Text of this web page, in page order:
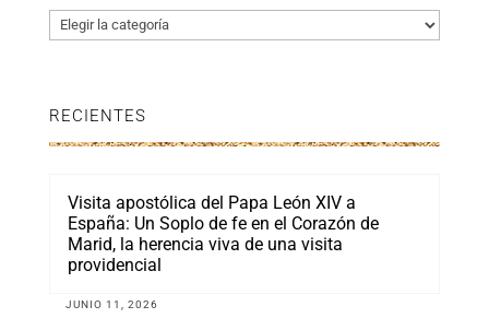
Categorías
RECIENTES
Visita apostólica del Papa León XIV a
España: Un Soplo de fe en el Corazón de
Marid, la herencia viva de una visita
providencial
JUNIO 11, 2026